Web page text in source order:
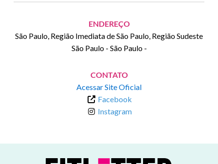
ENDEREÇO
São Paulo, Região Imediata de São Paulo, Região Sudeste
São Paulo- São Paulo-
CONTATO
Acessar Site Oficial
Facebook
Instagram